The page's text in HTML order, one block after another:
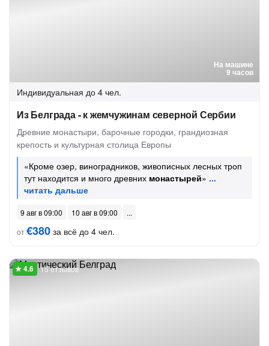
На машине
9 часов
Индивидуальная до 4 чел.
Из Белграда - к жемчужинам северной Сербии
Древние монастыри, барочные городки, грандиозная
крепость и культурная столица Европы
«Кроме озер, виноградников, живописных лесных троп
тут находится и много древних монастырей»
9 авг в 09:00
10 авг в 09:00
от€380 за всё до 4 чел.
15 отзывов